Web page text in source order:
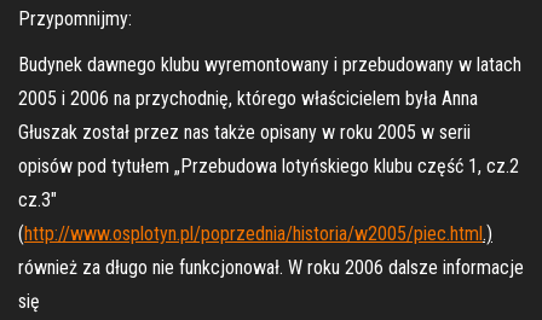
Przypomnijmy:
Budynek dawnego klubu wyremontowany i przebudowany w latach
2005 i 2006 na przychodnię, którego właścicielem była Anna
Głuszak został przez nas także opisany w roku 2005 w serii
opisów pod tytułem „Przebudowa lotyńskiego klubu część 1, cz.2
cz.3″
(http://www.osplotyn.pl/poprzednia/historia/w2005/piec.html.)
również za długo nie funkcjonował. W roku 2006 dalsze informacje
się